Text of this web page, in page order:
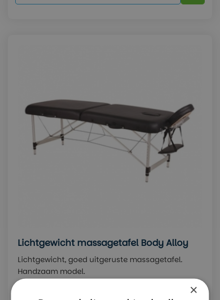
Lichtgewicht massagetafel Body Alloy
Lichtgewicht, goed uitgeruste massagetafel.
Handzaam model.
×